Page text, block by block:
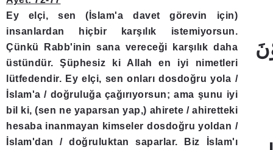
Ey elçi, sen (İslam'a davet görevin için)
insanlardan hiçbir karşılık istemiyorsun.
Çünkü Rabb'inin sana vereceği karşılık daha
üstündür. Şüphesiz ki Allah en iyi nimetleri
lütfedendir. Ey elçi, sen onları dosdoğru yola /
İslam'a / doğruluğa çağırıyorsun; ama şunu iyi
bil ki, (sen ne yaparsan yap,) ahirete / ahiretteki
hesaba inanmayan kimseler dosdoğru yoldan /
İslam'dan / doğruluktan saparlar. Biz İslam'ı